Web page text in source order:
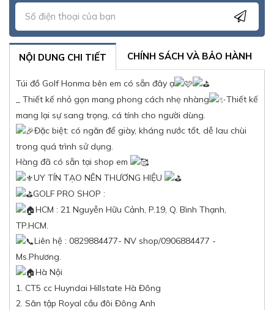
NỘI DUNG CHI TIẾT CHÍNH SÁCH VÀ BẢO HÀNH
Túi đồ Golf Honma bên em có sẵn đây ạ
_ Thiết kế nhỏ gọn mang phong cách nhẹ nhàng
Thiết kế
mang lại sự sang trọng, cá tính cho người dùng.
Đặc biệt: có ngăn để giày, kháng nước tốt, dễ lau chùi
trong quá trình sử dụng.
Hàng đã có sẵn tại shop em
UY TÍN TẠO NÊN THƯƠNG HIỆU
GOLF PRO SHOP :
HCM : 21 Nguyễn Hữu Cảnh, P.19, Q. Bình Thạnh,
TP.HCM.
Liên hệ : 0829884477- NV shop/0906884477 -
Ms.Phương.
Hà Nội
1. CT5 cc Huyndai Hillstate Hà Đông
2. Sân tập Royal cầu đôi Đông Anh